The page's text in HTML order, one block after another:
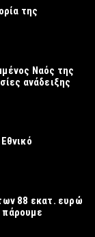
της
Ναός της
ανάδειξης
88 εκατ. ευρώ